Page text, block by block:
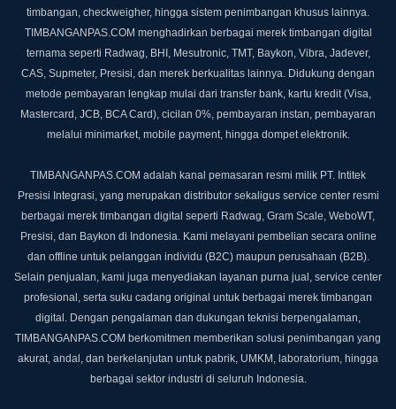
timbangan, checkweigher, hingga sistem penimbangan khusus lainnya.
TIMBANGANPAS.COM menghadirkan berbagai merek timbangan digital
ternama seperti Radwag, BHI, Mesutronic, TMT, Baykon, Vibra, Jadever,
CAS, Supmeter, Presisi, dan merek berkualitas lainnya. Didukung dengan
metode pembayaran lengkap mulai dari transfer bank, kartu kredit (Visa,
Mastercard, JCB, BCA Card), cicilan 0%, pembayaran instan, pembayaran
melalui minimarket, mobile payment, hingga dompet elektronik.
TIMBANGANPAS.COM adalah kanal pemasaran resmi milik PT. Intitek
Presisi Integrasi, yang merupakan distributor sekaligus service center resmi
berbagai merek timbangan digital seperti Radwag, Gram Scale, WeboWT,
Presisi, dan Baykon di Indonesia. Kami melayani pembelian secara online
dan offline untuk pelanggan individu (B2C) maupun perusahaan (B2B).
Selain penjualan, kami juga menyediakan layanan purna jual, service center
profesional, serta suku cadang original untuk berbagai merek timbangan
digital. Dengan pengalaman dan dukungan teknisi berpengalaman,
TIMBANGANPAS.COM berkomitmen memberikan solusi penimbangan yang
akurat, andal, dan berkelanjutan untuk pabrik, UMKM, laboratorium, hingga
berbagai sektor industri di seluruh Indonesia.